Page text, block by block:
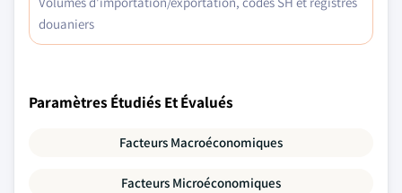
douaniers
Paramètres Étudiés Et Évalués
Facteurs Macroéconomiques
Facteurs Microéconomiques